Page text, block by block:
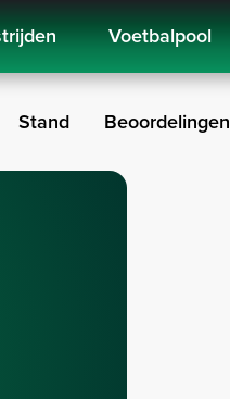
Voetbalpool
Stand Beoordelingen